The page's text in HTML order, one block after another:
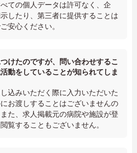
ての個人データは許可なく、企
したり、第三者に提供することは
安心ください。
けたのですが、問い合わせするこ
動をしていることが知られてしま
込みいただく際に入力いただいた
お渡しすることはございませんの
た、求人掲載元の病院や施設が登
覧することもございません。